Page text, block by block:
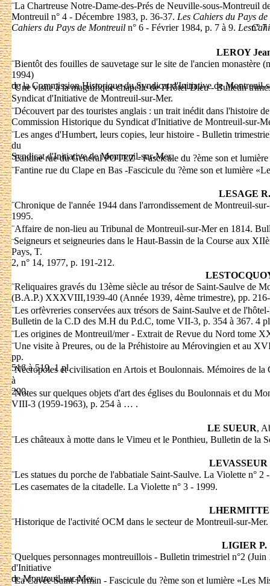
¨La Chartreuse Notre-Dame-des-Prés de Neuville-sous-Montreuil
Montreuil n° 4 - Décembre 1983, p. 36-37. Les Cahiers du Pays
Cahiers du Pays de Montreuil n° 6 - Février 1984, p. 7 à 9. Lesn°
LEROY
¨Bientôt des fouilles de sauvetage sur le site de l'ancien
1994)
de la Commission Historique du Syndicat d'Initiative de Montreuil-
¨Une visite à la magnifique chapelle de l'Hôtel-Dieu - Bulletin
Syndicat d'Initiative de Montreuil-sur-Mer.
¨Découvert par des touristes anglais : un trait inédit dans l'histoire
Commission Historique du Syndicat d'Initiative de Montreuil-sur-
¨Les anges d'Humbert, leurs copies, leur histoire - Bulletin
du
Syndicat d'Initiative de Montreuil-sur-Mer.
¨Fantine rue du Général POTEZ - Fascicule du ?ème son et
¨Fantine rue du Clape en Bas -Fascicule du ?ème son et lumière
LESAGE R.
¨Chronique de l'année 1944 dans l'arrondissement de Montreuil-
1995.
¨Affaire de non-lieu au Tribunal de Montreuil-sur-Mer en 1814.
¨Seigneurs et seigneuries dans le Haut-Bassin de la Course aux
Pays, T.
2, n° 14, 1977, p. 191-212.
¨Reliquaires gravés du 13ème siècle au trésor de Saint-Saulve de
(B.A.P.) XXXVIII,1939-40 (Année 1939, 4ème trimestre), pp.
¨Les orfèvreries conservées aux trésors de Saint-Saulve et de
Bulletin de la C.D des M.H du P.d.C, tome VII-3, p. 354 à 367. 4
¨Les origines de Montreuil/mer - Extrait de Revue du Nord tome
¨Une visite à Preures, ou de la Préhistoire au Mérovingien et au
pp.
516 à 519, 1 pl.
¨Nécropoles et civilisation en Artois et Boulonnais. Mémoires de
à
290.
¨Notes sur quelques objets d'art des églises du Boulonnais et du
VIII-3 (1959-1963), p. 254 à … .
LE SUEUR,
¨Les châteaux à motte dans le Vimeu et le Ponthieu, Bulletin de
LEVASSEUR
¨Les statues du porche de l'abbatiale Saint-Saulve. La Violette n° 2
¨Les casemates de la citadelle. La Violette n° 3 - 1999.
LHERMITTE
¨Historique de l'activité OCM dans le secteur de Montreuil-sur-
LIGIER P.
¨Quelques personnages montreuillois - Bulletin trimestriel n°2
d'Initiative
de Montreuil-sur-Mer.
¨La Cavée Saint-Firmin - Fascicule du ?ème son et lumière «Les